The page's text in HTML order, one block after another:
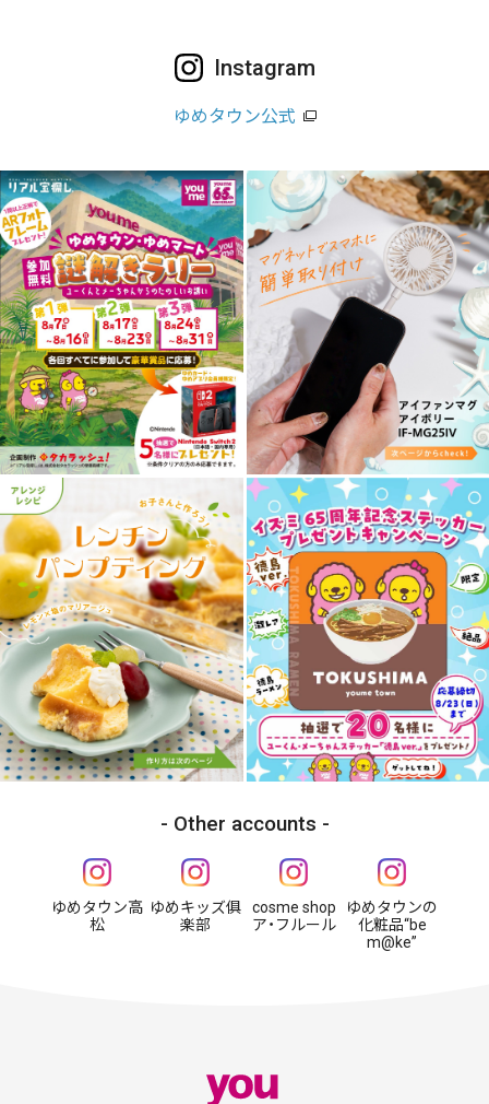
Instagram
ゆめタウン公式
Other accounts
ゆめタウン高
松
ゆめキッズ俱
楽部
cosme shop
ア・フルール
ゆめタウンの
化粧品“be
m@ke”